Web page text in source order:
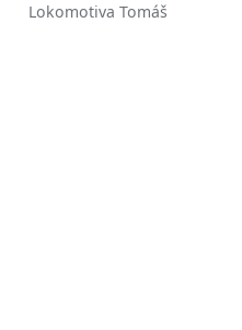
Lokomotiva Tomáš